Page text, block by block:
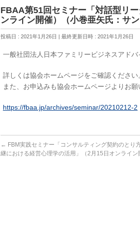
FBAA第51回セミナー「対話型リ
ンライン開催）（小巻亜矢氏：サ
投稿日 : 2021年1月26日 最終更新日時 : 2021年1月26日
一般社団法人日本ファミリービジネスアド
詳しくは協会ホームページをご確認ください
また、お申込みも協会ホームページよりお願
https://fbaa.jp/archives/seminar/20210212-2
← FBM実践セミナー「コンサルティング契約のとり
継における経営心理学の活用」（2月15日オンライン